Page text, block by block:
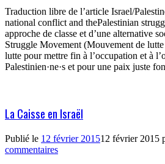
Traduction libre de l’article Israel/
national conflict and thePalestinian
approche de classe et d’une alternative
Struggle Movement (Mouvement de
lutte pour mettre fin à l’occupation et à
Palestinien·ne·s et pour une paix juste
La Caisse en Israël
Publié le 12 février 201512 février 2015
commentaires